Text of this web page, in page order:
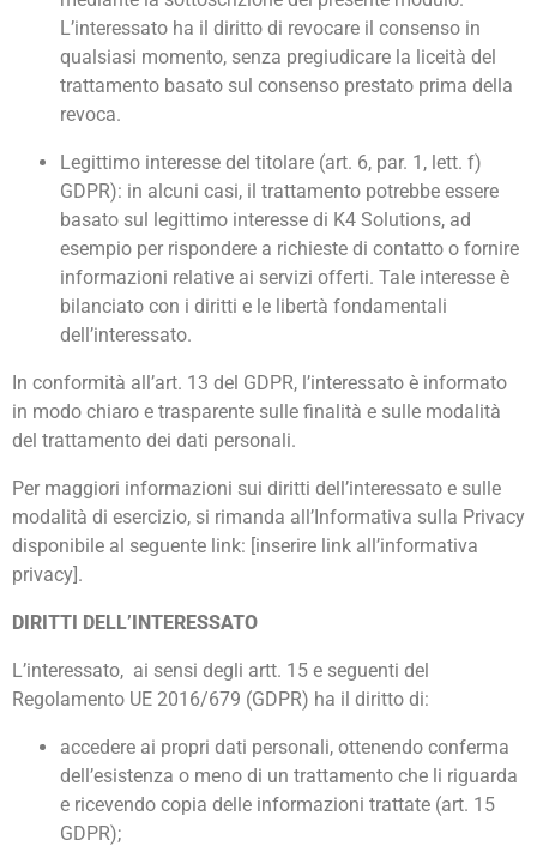
L’interessato ha il diritto di revocare il consenso in
qualsiasi momento, senza pregiudicare la liceità del
trattamento basato sul consenso prestato prima della
revoca.
Legittimo interesse del titolare (art. 6, par. 1, lett. f)
GDPR): in alcuni casi, il trattamento potrebbe essere
basato sul legittimo interesse di K4 Solutions, ad
esempio per rispondere a richieste di contatto o fornire
informazioni relative ai servizi offerti. Tale interesse è
bilanciato con i diritti e le libertà fondamentali
dell’interessato.
In conformità all’art. 13 del GDPR, l’interessato è informato
in modo chiaro e trasparente sulle finalità e sulle modalità
del trattamento dei dati personali.
Per maggiori informazioni sui diritti dell’interessato e sulle
modalità di esercizio, si rimanda all’Informativa sulla Privacy
disponibile al seguente link: [inserire link all’informativa
privacy].
DIRITTI DELL’INTERESSATO
L’interessato, ai sensi degli artt. 15 e seguenti del
Regolamento UE 2016/679 (GDPR) ha il diritto di:
accedere ai propri dati personali, ottenendo conferma
dell’esistenza o meno di un trattamento che li riguarda
e ricevendo copia delle informazioni trattate (art. 15
GDPR);